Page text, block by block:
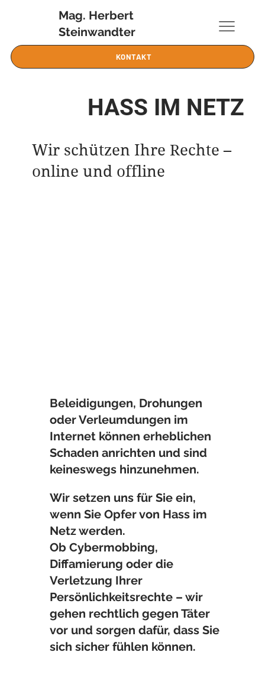
Mag. Herbert
Steinwandter
KONTAKT
HASS IM NETZ
Wir schützen Ihre Rechte –
online und offline
Beleidigungen, Drohungen
oder Verleumdungen im
Internet können erheblichen
Schaden anrichten und sind
keineswegs hinzunehmen.
Wir setzen uns für Sie ein,
wenn Sie Opfer von Hass im
Netz werden.
Ob Cybermobbing,
Diffamierung oder die
Verletzung Ihrer
Persönlichkeitsrechte – wir
gehen rechtlich gegen Täter
vor und sorgen dafür, dass Sie
sich sicher fühlen können.